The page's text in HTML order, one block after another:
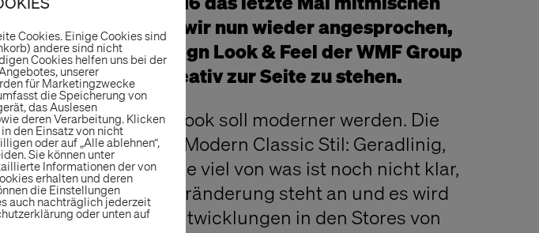
durften, wurden wir nun wieder angesprochen,
um beim Re-Design Look & Feel der WMF Group
beratend und kreativ zur Seite zu stehen.
Der bestehende Look soll moderner werden. Die
Wahl fällt auf den Modern Classic Stil: Geradlinig,
elegant, zeitlos.Wie viel von was ist noch nicht klar,
aber fest steht: Veränderung steht an und es wird
bald einige Neuentwicklungen in den Stores von
Cookies. Einige Cookies sind
andere sind nicht
Cookies helfen uns bei der
unserer
für Marketingzwecke
die Speicherung von
das Auslesen
deren Verarbeitung. Klicken
den Einsatz von nicht
oder auf „Alle ablehnen“,
Sie können unter
Informationen der von
erhalten und deren
die Einstellungen
auch nachträglich jederzeit
oder unten auf